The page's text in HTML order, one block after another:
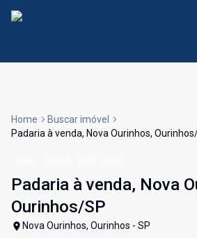
Home
Buscar imóvel
Padaria à venda, Nova Ourinhos,
Padaria à venda, Nova
Ourinhos/SP
Nova Ourinhos, Ourinhos - SP